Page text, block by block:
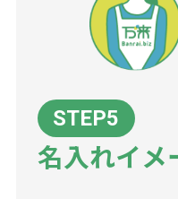
名入れイメ